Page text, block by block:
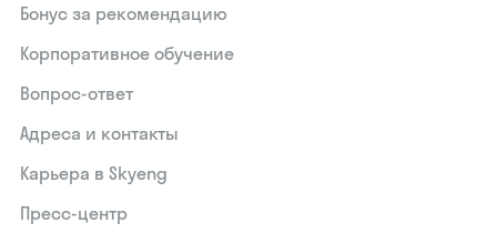
Бонус за рекомендацию
Корпоративное обучение
Вопрос-ответ
Адреса и контакты
Карьера в Skyeng
Пресс-центр